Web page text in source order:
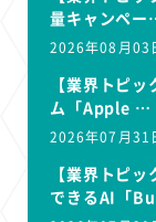
量キャンペ
2026年08月03
【業界トピ
ム「Apple …
2026年07月31
【業界トピ
できるAI「